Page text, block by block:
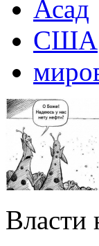
Асад
США
Власти